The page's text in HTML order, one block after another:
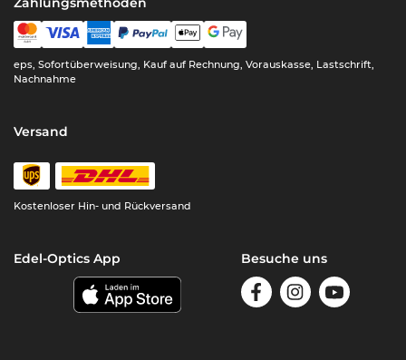
eps, Sofortüberweisung, Kauf auf Rechnung, Vorauskasse, Lastschrift,
Nachnahme
Versand
Kostenloser Hin- und Rückversand
Edel-Optics App Besuche uns